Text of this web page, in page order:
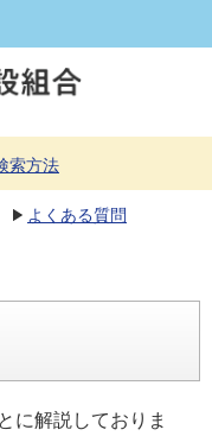
索方法
よくある質問
に解説しておりま